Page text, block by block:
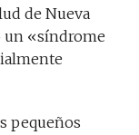
de Nueva
un «síndrome
pequeños